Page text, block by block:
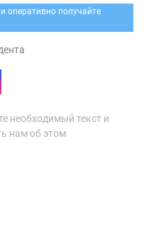
оперативно получайте
необходимый текст и
нам об этом